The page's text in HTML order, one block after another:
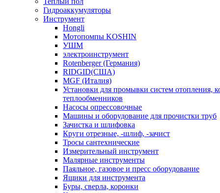
Гидроаккумуляторы
Инструмент
Hongli
Мотопомпы KOSHIN
УШМ
электроинструмент
Rotenberger (Германия)
RIDGID(США)
MGF (Италия)
Установки для промывки систем отопления,
теплообменников
Насосы опрессовочные
Машины и оборудование для прочистки труб
Зачистка и шлифовка
Круги отрезные, -шлиф, -зачист
Тросы сантехнические
Измерительный инструмент
Малярные инструменты
Паяльное, газовое и пресс оборудование
Ящики для инструмента
Буры, сверла, коронки